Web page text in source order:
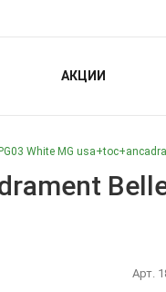
АКЦИИ
PG03 White MG
Арт.